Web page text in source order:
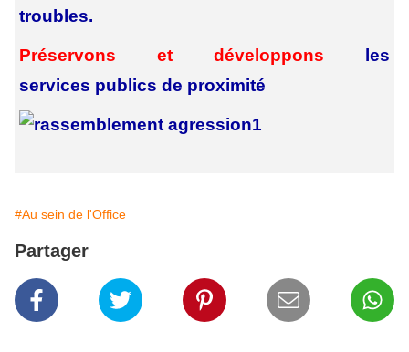
troubles.
Préservons et développons
les
services publics de proximité
#Au sein de l'Office
Partager